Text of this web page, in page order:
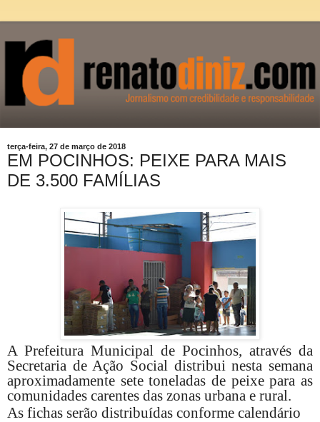
terça-feira, 27 de março de 2018
EM POCINHOS: PEIXE PARA MAIS
DE 3.500 FAMÍLIAS
A Prefeitura Municipal de Pocinhos, através da
Secretaria de Ação Social distribui nesta semana
aproximadamente sete toneladas de peixe para as
comunidades carentes das zonas urbana e rural.
As fichas serão distribuídas conforme calendário